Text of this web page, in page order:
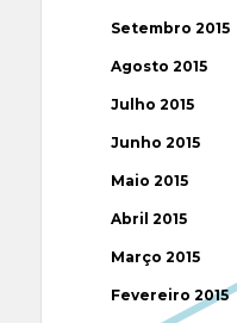
Setembro 2015
Agosto 2015
Julho 2015
Junho 2015
Maio 2015
Abril 2015
Março 2015
Fevereiro 2015